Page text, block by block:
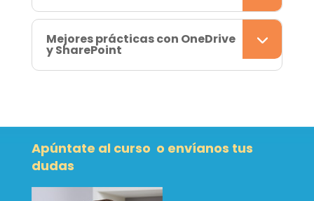
Mejores prácticas con OneDrive
y SharePoint
Apúntate al curso o envíanos tus
dudas